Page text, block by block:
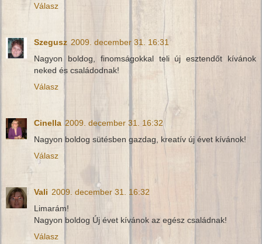
Válasz
Szegusz 2009. december 31. 16:31
Nagyon boldog, finomságokkal teli új esztendőt kívánok
neked és családodnak!
Válasz
Cinella 2009. december 31. 16:32
Nagyon boldog sütésben gazdag, kreatív új évet kívánok!
Válasz
Vali 2009. december 31. 16:32
Limarám!
Nagyon boldog Új évet kívánok az egész családnak!
Válasz